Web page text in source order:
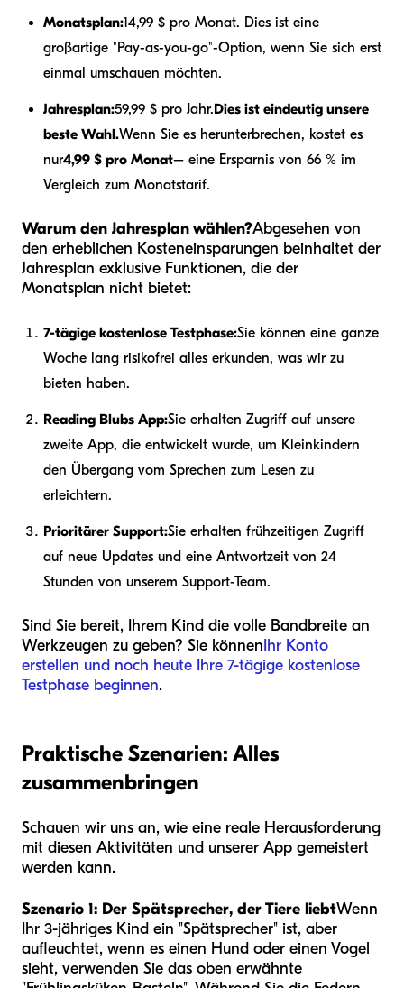
Monatsplan:14,99 $ pro Monat. Dies ist eine
großartige "Pay-as-you-go"-Option, wenn Sie sich erst
einmal umschauen möchten.
Jahresplan:59,99 $ pro Jahr.Dies ist eindeutig unsere
beste Wahl.Wenn Sie es herunterbrechen, kostet es
nur4,99 $ pro Monat– eine Ersparnis von 66 % im
Vergleich zum Monatstarif.
Warum den Jahresplan wählen?Abgesehen von
den erheblichen Kosteneinsparungen beinhaltet der
Jahresplan exklusive Funktionen, die der
Monatsplan nicht bietet:
7-tägige kostenlose Testphase:Sie können eine ganze
Woche lang risikofrei alles erkunden, was wir zu
bieten haben.
Reading Blubs App:Sie erhalten Zugriff auf unsere
zweite App, die entwickelt wurde, um Kleinkindern
den Übergang vom Sprechen zum Lesen zu
erleichtern.
Prioritärer Support:Sie erhalten frühzeitigen Zugriff
auf neue Updates und eine Antwortzeit von 24
Stunden von unserem Support-Team.
Sind Sie bereit, Ihrem Kind die volle Bandbreite an
Werkzeugen zu geben? Sie können Ihr Konto
erstellen und noch heute Ihre 7-tägige kostenlose
Testphase beginnen.
Praktische Szenarien: Alles
zusammenbringen
Schauen wir uns an, wie eine reale Herausforderung
mit diesen Aktivitäten und unserer App gemeistert
werden kann.
Szenario 1: Der Spätsprecher, der Tiere liebtWenn
Ihr 3-jähriges Kind ein "Spätsprecher" ist, aber
aufleuchtet, wenn es einen Hund oder einen Vogel
sieht, verwenden Sie das oben erwähnte